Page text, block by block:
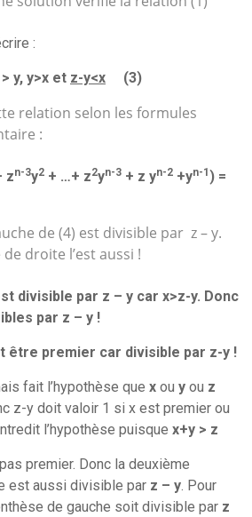
:
y, y>x et z-y<x (3)
relation selon les formules
:
zn-3y2 + …+ z2yn-3 + z yn-2 +yn-1 ) =
de (4) est divisible par z – y.
droite l’est aussi !
divisible par z – y car x>z-y. Donc
par z – y !
être premier car divisible par z-y !
fait l’hypothèse que x ou y ou z
z-y doit valoir 1 si x est premier ou
l’hypothèse puisque x+y > z
premier. Donc la deuxième
est aussi divisible par z – y. Pour
de gauche soit divisible par z